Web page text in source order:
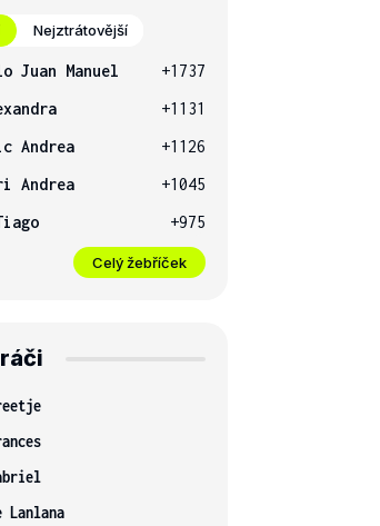
Nejztrátovější
Juan Manuel
+1737
+1131
Andrea
+1126
Andrea
+1045
+975
Celý žebříček
Lanlana